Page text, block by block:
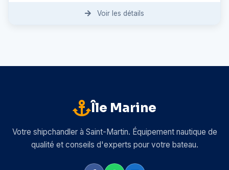
Voir les détails
Île Marine
Votre shipchandler à Saint-Martin. Équipement nautique de
qualité et conseils d'experts pour votre bateau.